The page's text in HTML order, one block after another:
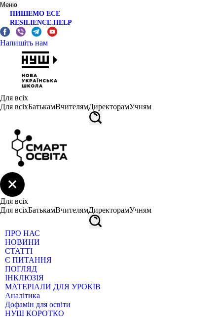
Меню
ПИШЕМО ЕСЕ
RESILIENCE.HELP
Напишіть нам
Для всіх
Для всіхБатькамВчителямДиректорамУчням
Для всіх
Для всіхБатькамВчителямДиректорамУчням
ПРО НАС
НОВИНИ
СТАТТІ
Є ПИТАННЯ
ПОГЛЯД
ІНКЛЮЗІЯ
МАТЕРІАЛИ ДЛЯ УРОКІВ
Аналітика
Дофамін для освіти
НУШ КОРОТКО